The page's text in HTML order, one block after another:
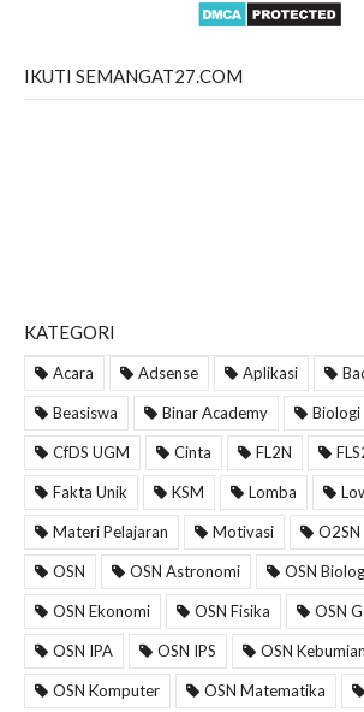
IKUTI SEMANGAT27.COM
KATEGORI
Acara Adsense Aplikasi
Beasiswa Binar Academy Biologi
CfDS UGM Cinta FL2N
Fakta Unik KSM Lomba
Materi Pelajaran Motivasi O2SN
OSN OSN Astronomi OSN
OSN Ekonomi OSN Fisika OSN
OSN IPA OSN IPS OSN Kebumian
OSN Komputer OSN Matematika